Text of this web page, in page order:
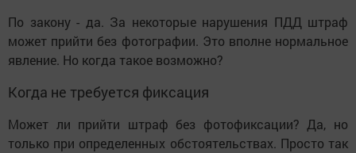
По закону - да. За некоторые нарушения ПДД штраф
может прийти без фотографии. Это вполне нормальное
явление. Но когда такое возможно?
Когда не требуется фиксация
Может ли прийти штраф без фотофиксации? Да, но
только при определенных обстоятельствах. Просто так